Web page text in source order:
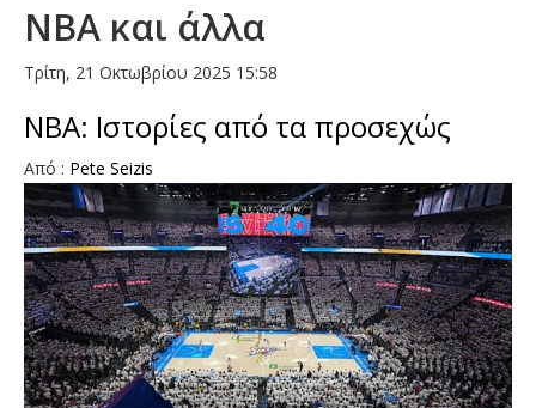
NBA και άλλα
Τρίτη, 21 Οκτωβρίου 2025 15:58
ΝΒΑ: Ιστορίες από τα προσεχώς
Από : Pete Seizis